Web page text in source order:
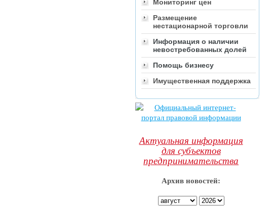
Мониторинг цен
Размещение
нестационарной торговли
Информация о наличии
невостребованных долей
Помощь бизнесу
Имущественная поддержка
Актуальная информация
для субъектов
предпринимательства
Архив новостей: